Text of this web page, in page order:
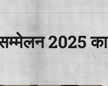
सम्मेलन 2025 का